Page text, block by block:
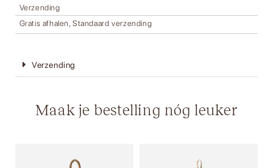
Verzending
Gratis afhalen, Standaard verzending
Verzending
Maak je bestelling nóg leuker